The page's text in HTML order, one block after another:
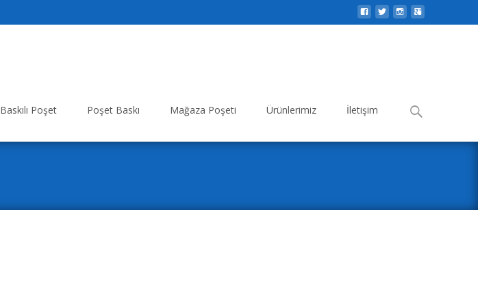
Baskılı Poşet Poşet Baskı Mağaza Poşeti Ürünlerimiz İletişim
Search